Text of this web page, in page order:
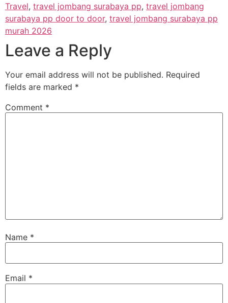
Travel, travel jombang surabaya pp, travel jombang
surabaya pp door to door, travel jombang surabaya pp
murah 2026
Leave a Reply
Your email address will not be published. Required
fields are marked *
Comment *
Name *
Email *